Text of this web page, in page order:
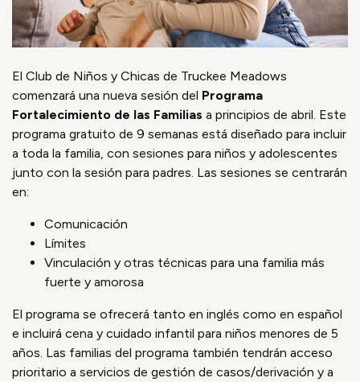
El Club de Niños y Chicas de Truckee Meadows
comenzará una nueva sesión del Programa
Fortalecimiento de las Familias a principios de abril. Este
programa gratuito de 9 semanas está diseñado para incluir
a toda la familia, con sesiones para niños y adolescentes
junto con la sesión para padres. Las sesiones se centrarán
en:
Comunicación
Límites
Vinculación y otras técnicas para una familia más
fuerte y amorosa
El programa se ofrecerá tanto en inglés como en español
e incluirá cena y cuidado infantil para niños menores de 5
años. Las familias del programa también tendrán acceso
prioritario a servicios de gestión de casos/derivación y a